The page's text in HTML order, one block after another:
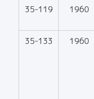
35-119 1960
35-133
1960